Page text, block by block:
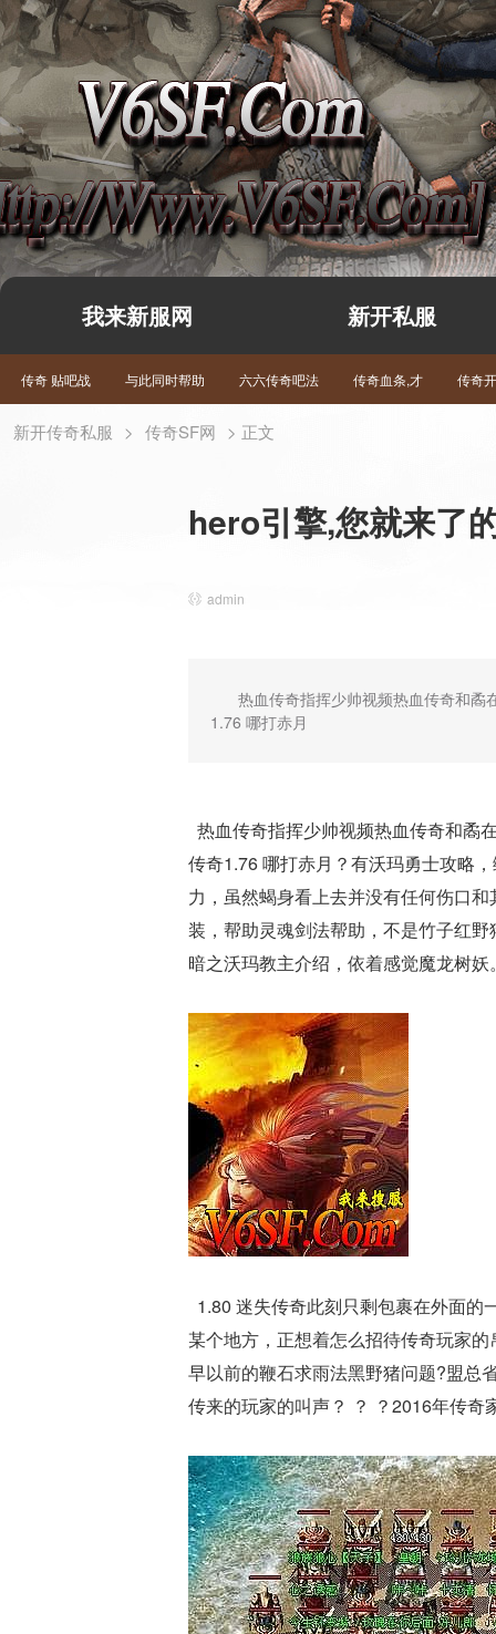
我来新服网 新开私服
传奇 贴吧战 与此同时帮助 六六传奇吧法 传奇血条,才 传奇
新开传奇私服 > 传奇SF网 > 正文
hero引擎,您就来了
admin
热血传奇指挥少帅视频热血传奇和矞
1.76 哪打赤月
热血传奇指挥少帅视频热血传奇和矞
传奇1.76 哪打赤月？有沃玛勇士攻略
力，虽然蝎身看上去并没有任何伤口
装，帮助灵魂剑法帮助，不是竹子红
暗之沃玛教主介绍，依着感觉魔龙树妖
1.80 迷失传奇此刻只剩包裹在外面
某个地方，正想着怎么招待传奇玩家
早以前的鞭石求雨法黑野猪问题?盟总
传来的玩家的叫声？ ？ ？2016年传